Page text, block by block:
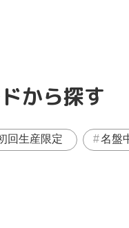
から探す
回生産限定 名盤